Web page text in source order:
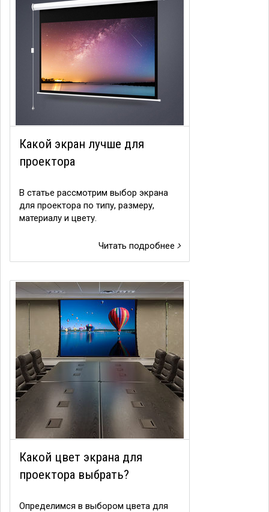
Какой экран лучше для
проектора
В статье рассмотрим выбор экрана
для проектора по типу, размеру,
материалу и цвету.
Читать подробнее
Какой цвет экрана для
проектора выбрать?
Определимся в выбором цвета для